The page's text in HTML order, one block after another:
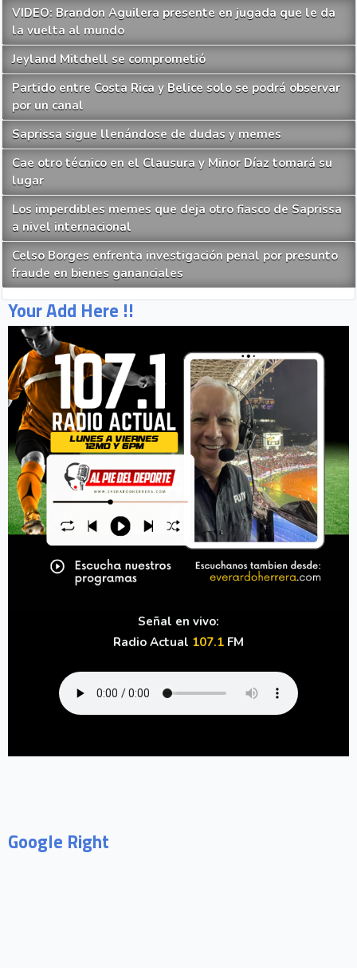
VIDEO: Brandon Aguilera presente en jugada que le da
la vuelta al mundo
Jeyland Mitchell se comprometió
Partido entre Costa Rica y Belice solo se podrá observar
por un canal
Saprissa sigue llenándose de dudas y memes
Cae otro técnico en el Clausura y Minor Díaz tomará su
lugar
Los imperdibles memes que deja otro fiasco de Saprissa
a nivel internacional
Celso Borges enfrenta investigación penal por presunto
fraude en bienes gananciales
Your Add Here !!
Señal en vivo:
Radio Actual 107.1 FM
Google Right